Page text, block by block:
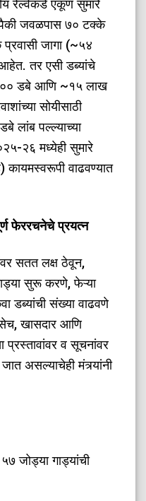
रेल्वेकडे एकूण सुमारे
जवळपास ७० टक्के
जागा (~५४
आहेत. तर एसी डब्यांचे
डबे आणि ~१५ लाख
सोयीसाठी
लांब पल्ल्याच्या
२६ मध्येही सुमारे
वाढवण्यात
फेररचनेचे प्रयत्न
सतत लक्ष ठेवून,
सुरू करणे, फेऱ्या
डब्यांची संख्या वाढवणे
खासदार आणि
प्रस्तावांवर व सूचनांवर
जात असल्याचेही मंत्र्यांनी
जोड्या गाड्यांची